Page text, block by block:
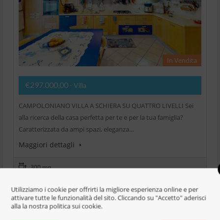
In Vendita
€297.000,00 - Villa
CAMPOLONIANO VILLA A SCHIERA SU QUATTRO LIVELLI Sei
alla ricerca della casa perfetta per te e per la tua famiglia?
Caratterizzata da ampi spazi, eleganza…
Maggiori dettagli
300 mq
6 Camere da letto
5 Bagni
Utilizziamo i cookie per offrirti la migliore esperienza online e per
attivare tutte le funzionalità del sito. Cliccando su "Accetto" aderisci
alla la nostra politica sui cookie.